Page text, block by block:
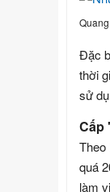
Đặc
thời
sử
Cấp
Theo
quá
làm